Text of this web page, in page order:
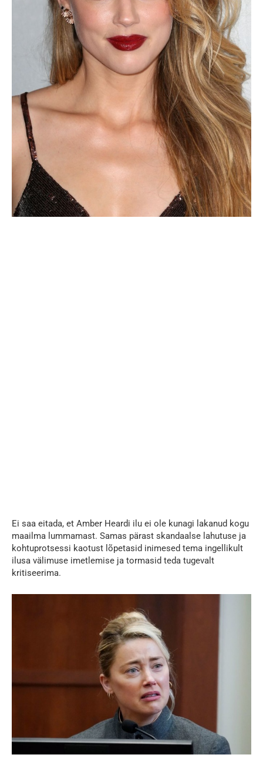
Ei saa eitada, et Amber Heardi ilu ei ole kunagi lakanud kogu
maailma lummamast. Samas pärast skandaalse lahutuse ja
kohtuprotsessi kaotust lõpetasid inimesed tema ingellikult
ilusa välimuse imetlemise ja tormasid teda tugevalt
kritiseerima.